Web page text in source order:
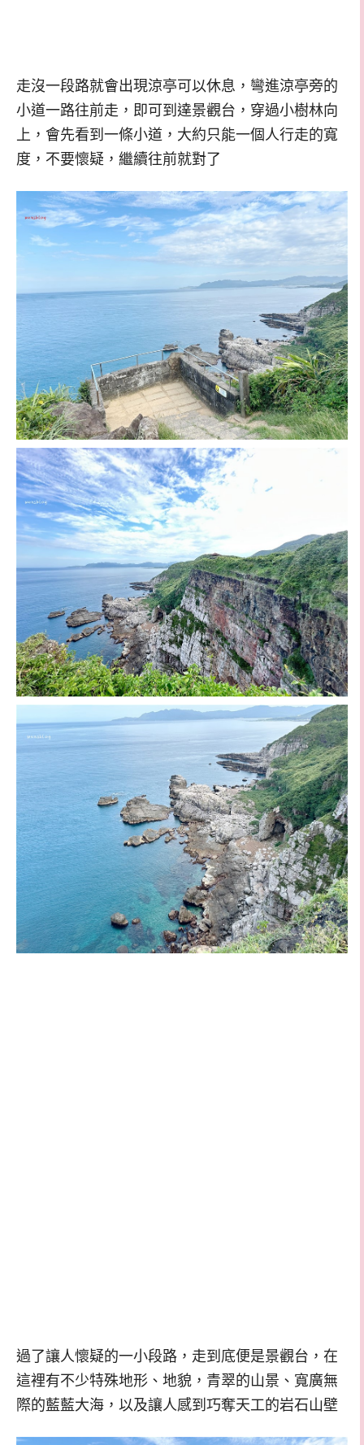
走沒一段路就會出現涼亭可以休息，彎進涼亭旁的
小道一路往前走，即可到達景觀台，穿過小樹林向
上，會先看到一條小道，大約只能一個人行走的寬
度，不要懷疑，繼續往前就對了
過了讓人懷疑的一小段路，走到底便是景觀台，在
這裡有不少特殊地形、地貌，青翠的山景、寬廣無
際的藍藍大海，以及讓人感到巧奪天工的岩石山壁